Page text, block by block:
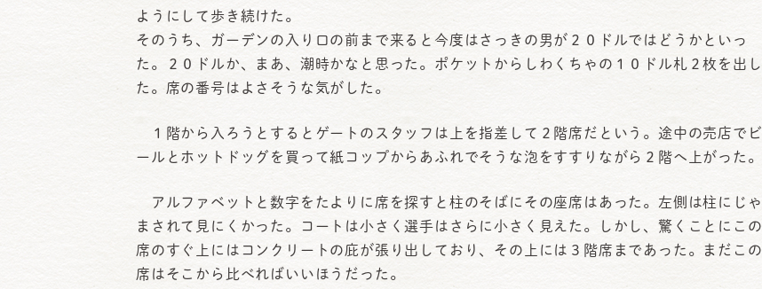
ようにして歩き続けた。
そのうち、ガーデンの入り口の前まで来ると今度はさっきの男が２０ドルではどうかといっ
た。２０ドルか、まあ、潮時かなと思った。ポケットからしわくちゃの１０ドル札２枚を出し
た。席の番号はよさそうな気がした。
１階から入ろうとするとゲートのスタッフは上を指差して２階席だという。途中の売店でビ
ールとホットドッグを買って紙コップからあふれでそうな泡をすすりながら２階へ上がった。
アルファベットと数字をたよりに席を探すと柱のそばにその座席はあった。左側は柱にじゃ
まされて見にくかった。コートは小さく選手はさらに小さく見えた。しかし、驚くことにこの
席のすぐ上にはコンクリートの庇が張り出しており、その上には３階席まであった。まだこの
席はそこから比べればいいほうだった。